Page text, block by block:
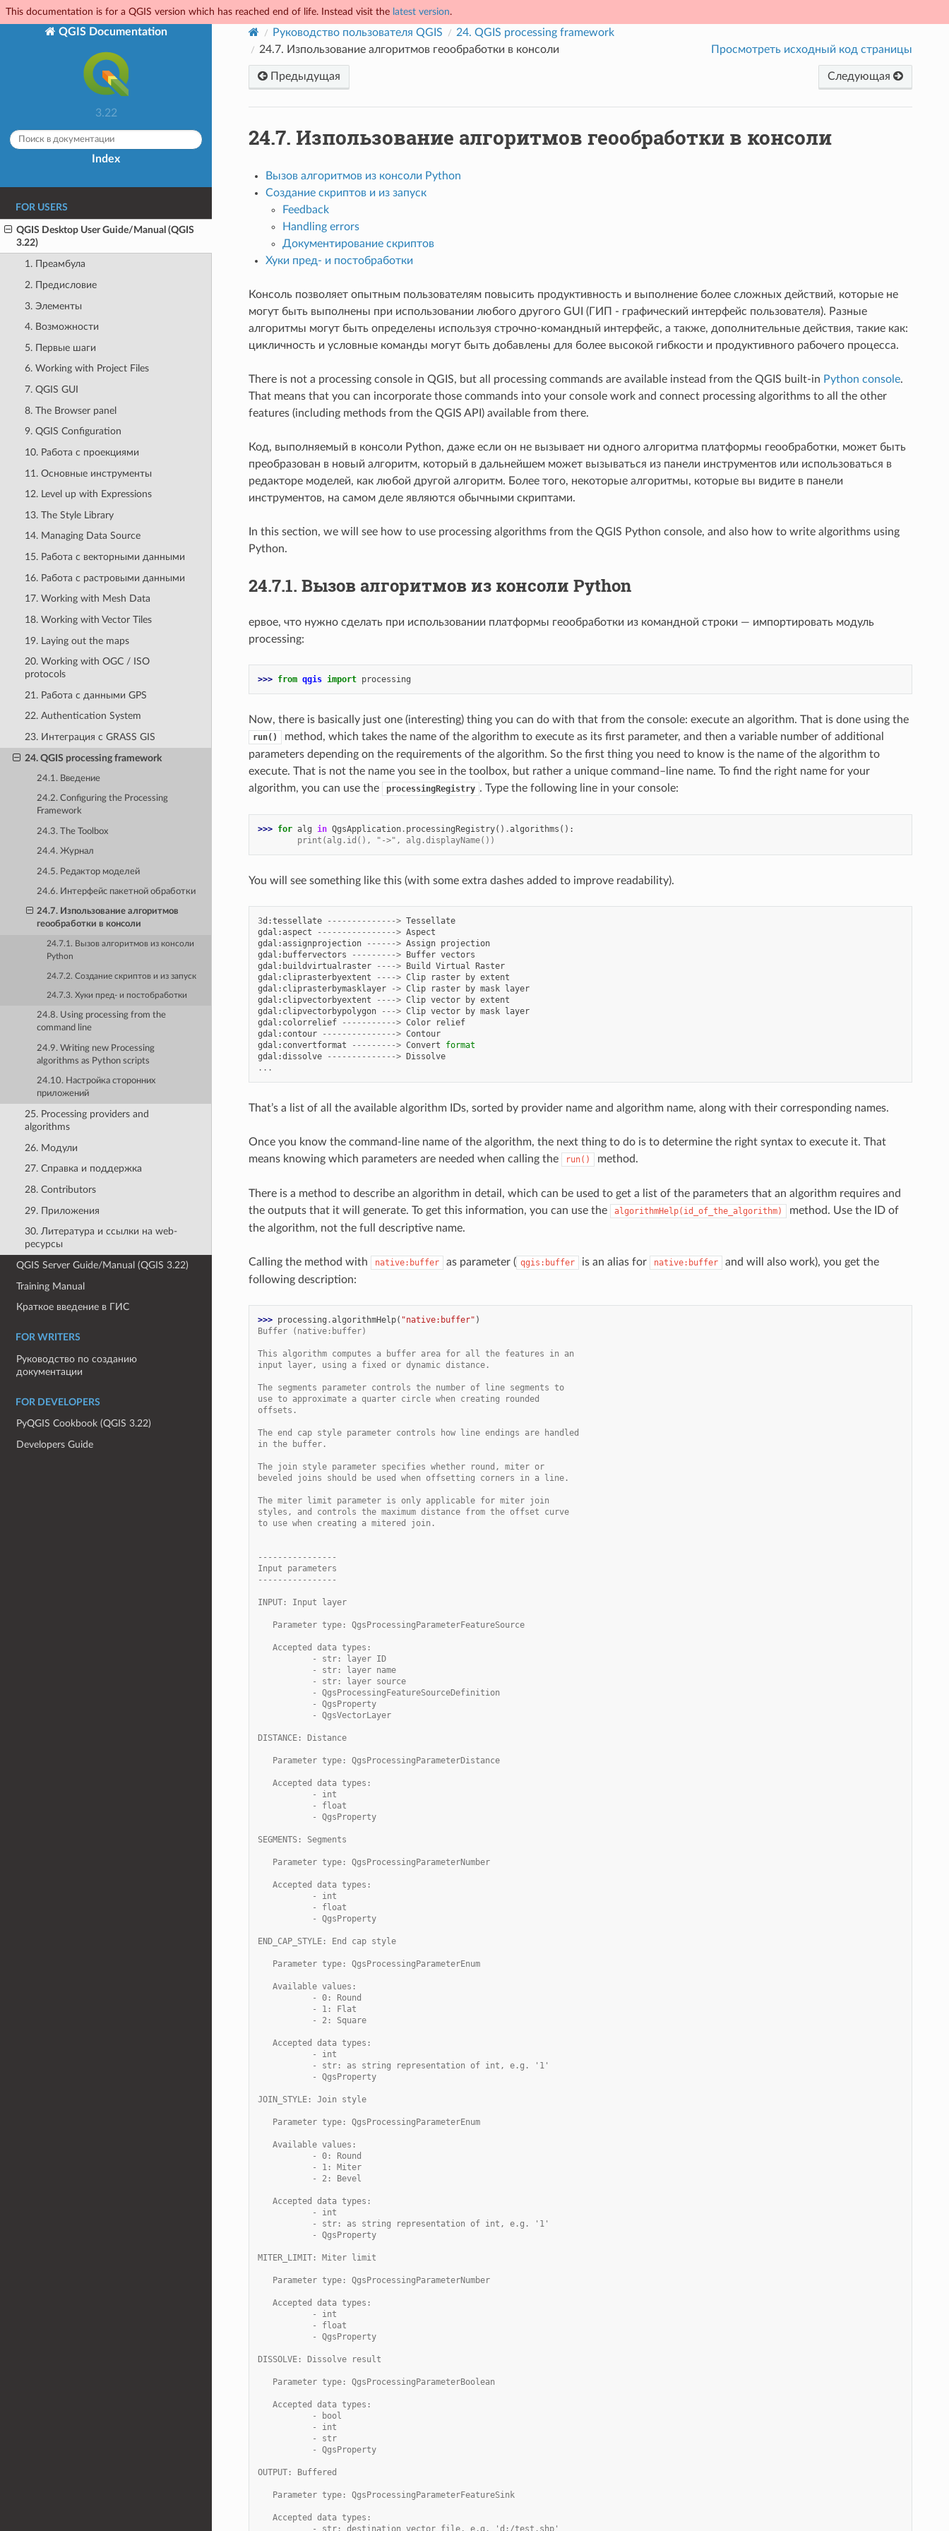
This documentation is for a QGIS version which has reached end of life. Instead visit the latest version.
QGIS Documentation
3.22
Index
FOR USERS
QGIS Desktop User Guide/Manual (QGIS
3.22)
1. Преамбула
2. Предисловие
3. Элементы
4. Возможности
5. Первые шаги
6. Working with Project Files
7. QGIS GUI
8. The Browser panel
9. QGIS Configuration
10. Работа с проекциями
11. Основные инструменты
12. Level up with Expressions
13. The Style Library
14. Managing Data Source
15. Работа с векторными данными
16. Работа с растровыми данными
17. Working with Mesh Data
18. Working with Vector Tiles
19. Laying out the maps
20. Working with OGC / ISO
protocols
21. Работа с данными GPS
22. Authentication System
23. Интеграция с GRASS GIS
24. QGIS processing framework
24.1. Введение
24.2. Configuring the Processing
Framework
24.3. The Toolbox
24.4. Журнал
24.5. Редактор моделей
24.6. Интерфейс пакетной обработки
24.7. Изпользование алгоритмов
геообработки в консоли
24.7.1. Вызов алгоритмов из консоли
Python
24.7.2. Создание скриптов и из запуск
24.7.3. Хуки пред- и постобработки
24.8. Using processing from the
command line
24.9. Writing new Processing
algorithms as Python scripts
24.10. Настройка сторонних
приложений
25. Processing providers and
algorithms
26. Модули
27. Справка и поддержка
28. Contributors
29. Приложения
30. Литература и ссылки на web-
ресурсы
QGIS Server Guide/Manual (QGIS 3.22)
Training Manual
Краткое введение в ГИС
FOR WRITERS
Руководство по созданию
документации
FOR DEVELOPERS
PyQGIS Cookbook (QGIS 3.22)
Developers Guide
Руководство пользователя QGIS 24. QGIS processing framework
24.7. Изпользование алгоритмов геообработки в консоли Просмотреть исходный код страницы
Предыдущая Следующая
24.7. Изпользование алгоритмов геообработки в консоли
Вызов алгоритмов из консоли Python
Создание скриптов и из запуск
Feedback
Handling errors
Документирование скриптов
Хуки пред- и постобработки
Консоль позволяет опытным пользователям повысить продуктивность и выполнение более сложных действий, которые не
могут быть выполнены при использовании любого другого GUI (ГИП - графический интерфейс пользователя). Разные
алгоритмы могут быть определены используя строчно-командный интерфейс, а также, дополнительные действия, такие как:
цикличность и условные команды могут быть добавлены для более высокой гибкости и продуктивного рабочего процесса.
There is not a processing console in QGIS, but all processing commands are available instead from the QGIS built-in Python console.
That means that you can incorporate those commands into your console work and connect processing algorithms to all the other
features (including methods from the QGIS API) available from there.
Код, выполняемый в консоли Python, даже если он не вызывает ни одного алгоритма платформы геообработки, может быть
преобразован в новый алгоритм, который в дальнейшем может вызываться из панели инструментов или использоваться в
редакторе моделей, как любой другой алгоритм. Более того, некоторые алгоритмы, которые вы видите в панели
инструментов, на самом деле являются обычными скриптами.
In this section, we will see how to use processing algorithms from the QGIS Python console, and also how to write algorithms using
Python.
24.7.1. Вызов алгоритмов из консоли Python
ервое, что нужно сделать при использовании платформы геообработки из командной строки — импортировать модуль
processing:
>>> from qgis import processing
Now, there is basically just one (interesting) thing you can do with that from the console: execute an algorithm. That is done using the
run()
method, which takes the name of the algorithm to execute as its first parameter, and then a variable number of additional
parameters depending on the requirements of the algorithm. So the first thing you need to know is the name of the algorithm to
execute. That is not the name you see in the toolbox, but rather a unique command–line name. To find the right name for your
algorithm, you can use the
processingRegistry . Type the following line in your console:
>>> for alg in QgsApplication. processingRegistry() .algorithms ():
        print(alg.id(), "->", alg.displayName())
You will see something like this (with some extra dashes added to improve readability).
3d :tessellate --------------> Tessellate
gdal :aspect ----------------> Aspect
gdal :assignprojection ------> Assign projection
gdal : buffervectors ---------> Buffer vectors
gdal : buildvirtualraster ----> Build Virtual
Raster
gdal : cliprasterbyextent ----> Clip raster by extent
gdal : cliprasterbymasklayer -> Clip raster by mask
layer
gdal : clipvectorbyextent ----> Clip vector by extent
gdal : clipvectorbypolygon ---> Clip vector by mask
layer
gdal : colorrelief -----------> Color
relief
gdal : contour ---------------> Contour
gdal : convertformat ---------> Convert
format
gdal :dissolve -------------->
Dissolve
...
That’s a list of all the available algorithm IDs, sorted by provider name and algorithm name, along with their corresponding names.
Once you know the command-line name of the algorithm, the next thing to do is to determine the right syntax to execute it. That
means knowing which parameters are needed when calling the
run() method.
There is a method to describe an algorithm in detail, which can be used to get a list of the parameters that an algorithm requires and
the outputs that it will generate. To get this information, you can use the
algorithmHelp(id_of_the_algorithm)
method. Use the ID of
the algorithm, not the full descriptive name.
Calling the method with native:buffer as parameter ( qgis:buffer is an alias for native:buffer
and will also work), you get the
following description:
>>> processing .algorithmHelp( "native:buffer" )
Buffer (native:buffer)
This algorithm computes a buffer area for all the features in an
input layer, using a fixed or dynamic distance.
The segments parameter controls the number of line segments to
use to approximate a quarter circle when creating rounded
offsets.
The end cap style parameter controls how line endings are handled
in the buffer.
The join style parameter specifies whether round, miter or
beveled joins should be used when offsetting corners in a line.
The miter limit parameter is only applicable for miter join
styles, and controls the maximum distance from the offset curve
to use when creating a mitered join.
----------------
Input parameters
----------------
INPUT: Input layer
   Parameter type: QgsProcessingParameterFeatureSource
   Accepted data types:
           - str: layer ID
           - str: layer name
           - str: layer source
           - QgsProcessingFeatureSourceDefinition
           - QgsProperty
           - QgsVectorLayer
DISTANCE: Distance
   Parameter type: QgsProcessingParameterDistance
   Accepted data types:
           - int
           - float
           - QgsProperty
SEGMENTS: Segments
   Parameter type: QgsProcessingParameterNumber
   Accepted data types:
           - int
           - float
           - QgsProperty
END_CAP_STYLE: End cap style
   Parameter type: QgsProcessingParameterEnum
   Available values:
           - 0: Round
           - 1: Flat
           - 2: Square
   Accepted data types:
           - int
           - str: as string representation of int, e.g. '1'
           - QgsProperty
JOIN_STYLE: Join style
   Parameter type: QgsProcessingParameterEnum
   Available values:
           - 0: Round
           - 1: Miter
           - 2: Bevel
   Accepted data types:
           - int
           - str: as string representation of int, e.g. '1'
           - QgsProperty
MITER_LIMIT: Miter limit
   Parameter type: QgsProcessingParameterNumber
   Accepted data types:
           - int
           - float
           - QgsProperty
DISSOLVE: Dissolve result
   Parameter type: QgsProcessingParameterBoolean
   Accepted data types:
           - bool
           - int
           - str
           - QgsProperty
OUTPUT: Buffered
   Parameter type: QgsProcessingParameterFeatureSink
   Accepted data types:
           - str: destination vector file, e.g. 'd:/test.shp'